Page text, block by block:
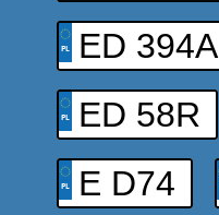
ED 394A
ED 58R
E D74